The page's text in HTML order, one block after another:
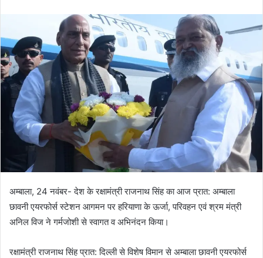
अम्बाला, 24 नवंबर- देश के रक्षामंत्री राजनाथ सिंह का आज प्रात: अम्बाला
छावनी एयरफोर्स स्टेशन आगमन पर हरियाणा के ऊर्जा, परिवहन एवं श्रम मंत्री
अनिल विज ने गर्मजोशी से स्वागत व अभिनंदन किया।
रक्षामंत्री राजनाथ सिंह प्रात: दिल्ली से विशेष विमान से अम्बाला छावनी एयरफोर्स